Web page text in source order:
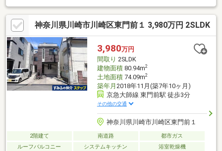
分・まいばすけっと大師橋駅前店まで160ｍ 徒歩2分・川崎市立
殿町小学校まで750ｍ 徒歩10分・川崎市立大師中学校まで230
ｍ 徒歩3分神奈川県川崎市川崎区東門前１ 3,980万円 2SLDK
3,980万円
間取り 2SLDK
建物面積80.94m2
土地面積74.09m2
築年月 2018年11月(築7年10ヶ月)
京急大師線 東門前駅 徒歩3分
その他の交通
神奈川県川崎市川崎区東門前１
2階建て 南道路
都市ガス
ルーフバルコニー
システムキッチン 浴室乾燥機